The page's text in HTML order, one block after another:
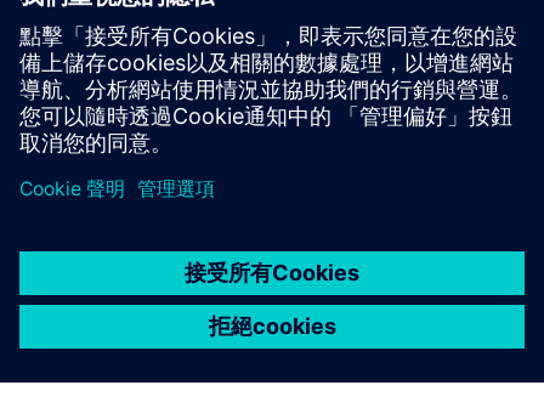
先決條件
需要洛拉望基礎設施